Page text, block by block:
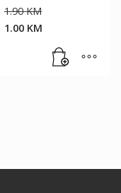
1.90KM
1.90 KM.
1.00 KM